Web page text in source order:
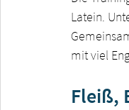
Latein.
mit viel
Fleiß,